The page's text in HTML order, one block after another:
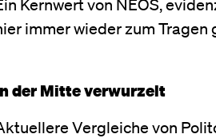
immer wieder zum Tragen
der Mitte verwurzelt
Vergleiche von